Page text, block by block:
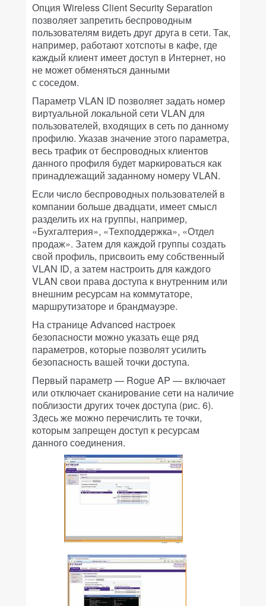
Опция Wireless Client Security Separation
позволяет запретить беспроводным
пользователям видеть друг друга в сети. Так,
например, работают хотспоты в кафе, где
каждый клиент имеет доступ в Интернет, но
не может обменяться данными
с соседом.
Параметр VLAN ID позволяет задать номер
виртуальной локальной сети VLAN для
пользователей, входящих в сеть по данному
профилю. Указав значение этого параметра,
весь трафик от беспроводных клиентов
данного профиля будет маркироваться как
принадлежащий заданному номеру VLAN.
Если число беспроводных пользователей в
компании больше двадцати, имеет смысл
разделить их на группы, например,
«Бухгалтерия», «Техподдержка», «Отдел
продаж». Затем для каждой группы создать
свой профиль, присвоить ему собственный
VLAN ID, а затем настроить для каждого
VLAN свои права доступа к внутренним или
внешним ресурсам на коммутаторе,
маршрутизаторе и брандмауэре.
На странице Advanced настроек
безопасности можно указать еще ряд
параметров, которые позволят усилить
безопасность вашей точки доступа.
Первый параметр — Roguе AP — включает
или отключает сканирование сети на наличие
поблизости других точек доступа (рис. 6).
Здесь же можно перечислить те точки,
которым запрещен доступ к ресурсам
данного соединения.